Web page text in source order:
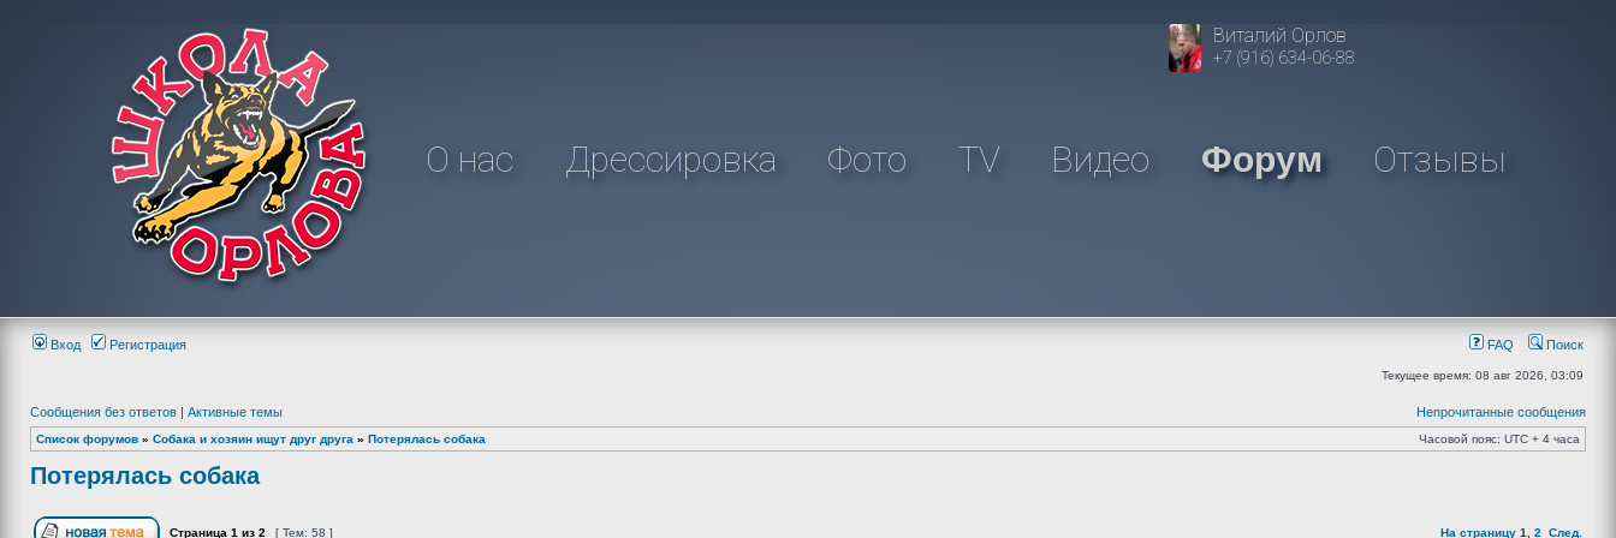
Виталий Орлов
+7 (916) 634-06-88
О нас Дрессировка Фото TV Видео Форум Отзывы
Вход Регистрация FAQ Поиск
Текущее время: 08 авг 2026, 03:09
Сообщения без ответов | Активные темы Непрочитанные сообщения
Список форумов » Собака и хозяин ищут друг друга » Потерялась собака Часовой пояс: UTC + 4 часа
Потерялась собака
Страница 1 из 2 [ Тем: 58 ] На страницу 1 2 След.